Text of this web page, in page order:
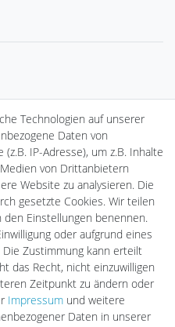
Technologien auf unserer
Daten von
IP-Adresse), um z.B. Inhalte
von Drittanbietern
Website zu analysieren. Die
gesetzte Cookies. Wir teilen
Einstellungen benennen.
oder aufgrund eines
Zustimmung kann erteilt
das Recht, nicht einzuwilligen
Zeitpunkt zu ändern oder
Impressum und weitere
Daten in unserer